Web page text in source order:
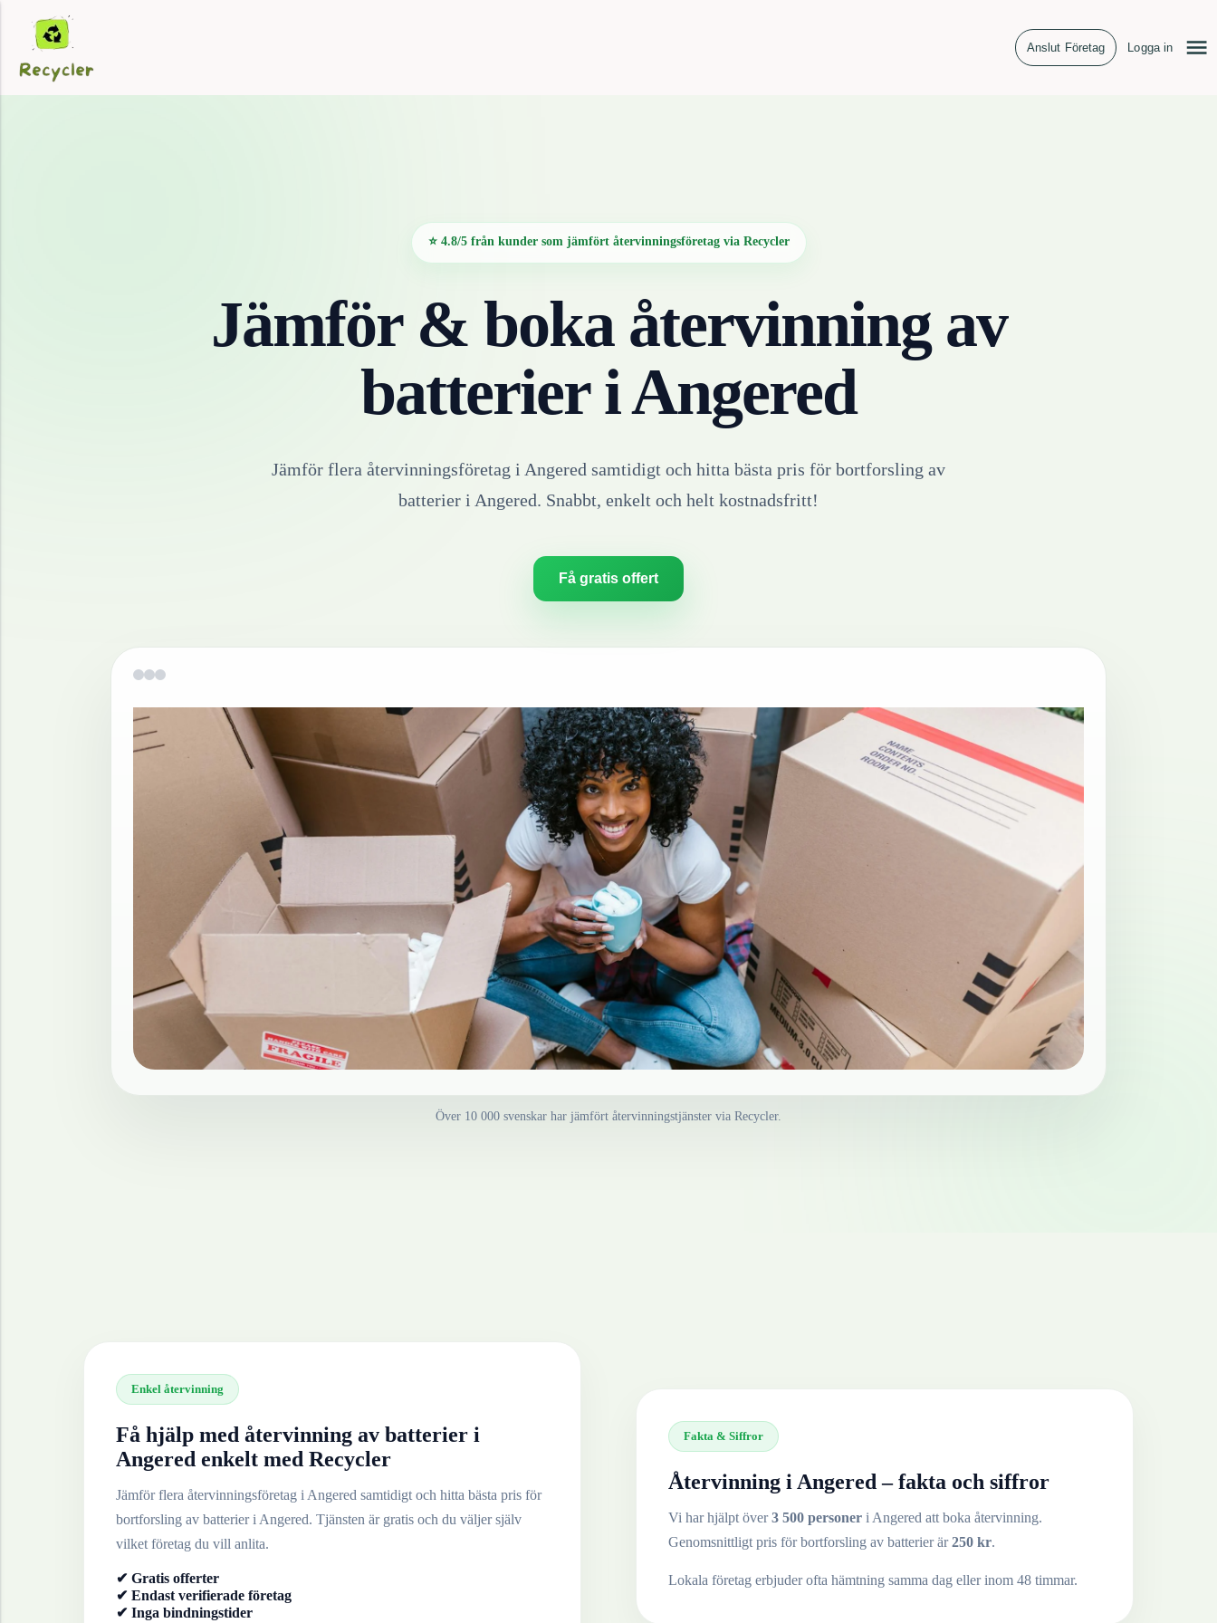
Anslut Företag Logga in
⭐ 4.8/5 från kunder som jämfört återvinningsföretag via Recycler
Jämför & boka återvinning av
batterieriAngered
Jämför flera återvinningsföretag i Angered samtidigt och hitta bästa pris för bortforsling av
batterier i Angered. Snabbt, enkelt och helt kostnadsfritt!
Få gratis offert
Över 10 000 svenskar har jämfört återvinningstjänster via Recycler.
Enkel återvinning
Få hjälp med återvinning av batterier i
Angered enkelt med Recycler
Jämför flera återvinningsföretag i Angered samtidigt och hitta bästa pris för
bortforsling av batterieri Angered. Tjänsten är gratis och du väljer själv
vilket företag du vill anlita.
✔ Gratis offerter
✔ Endast verifierade företag
✔ Inga bindningstider
Fakta & Siffror
Återvinning i Angered – fakta och siffror
Vi har hjälpt över3 500 personer i Angered att boka återvinning.
Genomsnittligt pris för bortforsling av batterierär250 kr.
Lokala företag erbjuder ofta hämtning samma dag eller inom 48 timmar.